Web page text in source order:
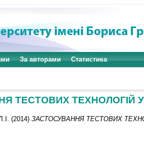
За авторами Статистика
ТЕСТОВИХ ТЕХНОЛОГІЙ
(2014) ЗАСТОСУВАННЯ ТЕСТОВИХ